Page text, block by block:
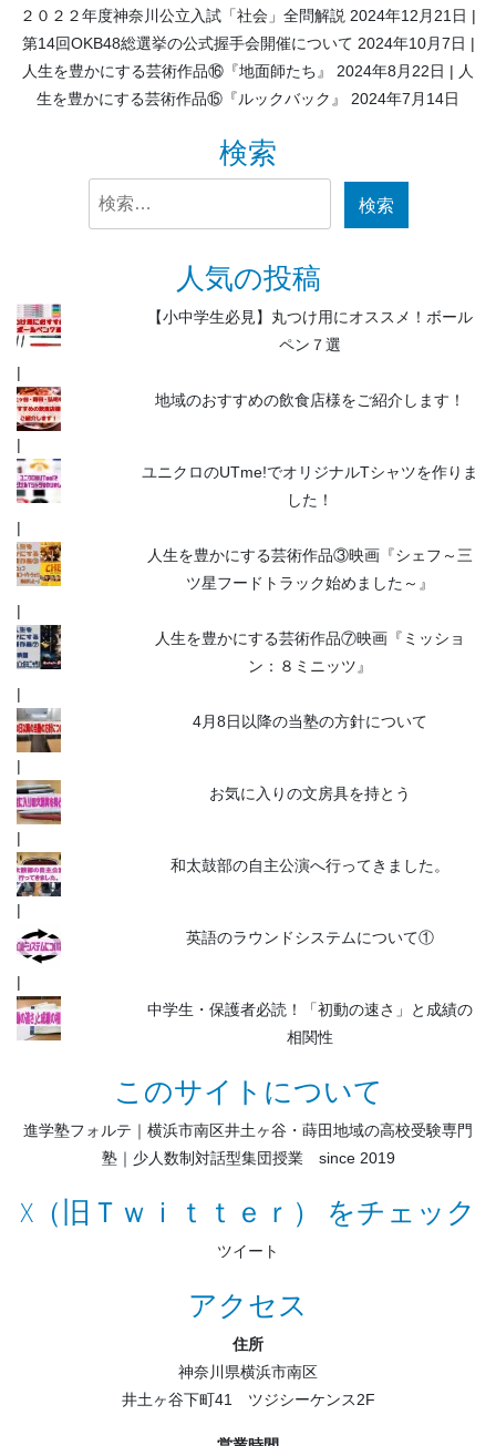
２０２２年度神奈川公立入試「社会」全問解説 2024年12月21日
第14回OKB48総選挙の公式握手会開催について 2024年10月7日
人生を豊かにする芸術作品⑯『地面師たち』
2024年8月22日
人
生を豊かにする芸術作品⑮『ルックバック』
2024年7月14日
検索
人気の投稿
【小中学生必見】丸つけ用にオススメ！ボール
ペン７選
地域のおすすめの飲食店様をご紹介します！
ユニクロのUTme!でオリジナルTシャツを作りま
した！
人生を豊かにする芸術作品③映画『シェフ～三
ツ星フードトラック始めました～』
人生を豊かにする芸術作品⑦映画『ミッショ
ン：８ミニッツ』
4月8日以降の当塾の方針について
お気に入りの文房具を持とう
和太鼓部の自主公演へ行ってきました。
英語のラウンドシステムについて①
中学生・保護者必読！「初動の速さ」と成績の
相関性
このサイトについて
進学塾フォルテ｜横浜市南区井土ヶ谷・蒔田地域の高校受験専門
塾｜少人数制対話型集団授業 since 2019
X（旧Ｔｗｉｔｔｅｒ） をチェック
ツイート
アクセス
住所
神奈川県横浜市南区
井土ヶ谷下町41 ツジシーケンス2F